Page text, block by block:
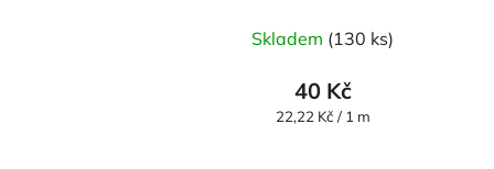
Skladem (130 ks)
40 Kč
Měrná
22,22 Kč / 1 m